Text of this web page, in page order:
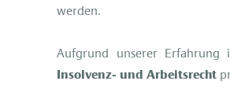
werden.
Aufgrund unserer Erfahrung
Insolvenz- und Arbeitsrecht